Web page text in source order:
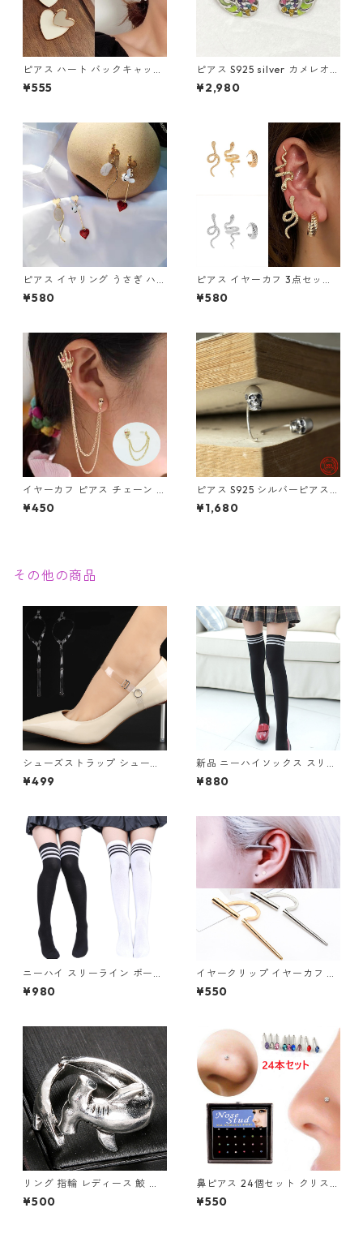
ピアス ハート バックキャッチ
ダブルハート 2way ハートピ
アス アクセサリー クリームホ
¥555
ピアス S925 silver カメレオン
爬虫類 カラフル レインボー シ
ルバー スタッド
¥2,980
ピアス イヤリング うさぎ ハー
ト 時計 アシメ かわいい 不思
議 兎 白うさぎ 懐中時計 ワン
¥580
ピアス イヤーカフ 3点セット
3個 スネーク 蛇 へび 片耳用
ゴールド シルバー メンズ レデ
¥580
イヤーカフ ピアス チェーン ス
カル ハンド フェイス ゴールド
骸骨 がいこつ パンク ゴスロリ
¥450
ピアス S925 シルバーピアス
スカル ユニセックス フックピ
アス 片耳用
¥1,680
その他の商品
シューズストラップ シューズ
バンド 透明 幅広 パンプスバン
ド クリア フック ワンタッチ
¥499
新品 ニーハイソックス スリー
ラインボーダー タイツ ニーソ
ニーハイ 黒 白 ブラック ホワ
¥880
ニーハイ スリーライン ボーダ
ー ソックス ニーハイソックス
¥980
イヤークリップ イヤーカフ ゴ
ールド シルバー 片耳用 ノンホ
ール フェイク レディース メン
¥550
リング 指輪 レディース 鮫 ハ
ンマーヘッド シャーク アンテ
ィーク風 サメ さめ ヴィンテー
¥500
鼻ピアス 24個セット クリスタ
ル 鼻ピ 新品 ボディピアス ア
クセサリー レディース メンズ
¥550